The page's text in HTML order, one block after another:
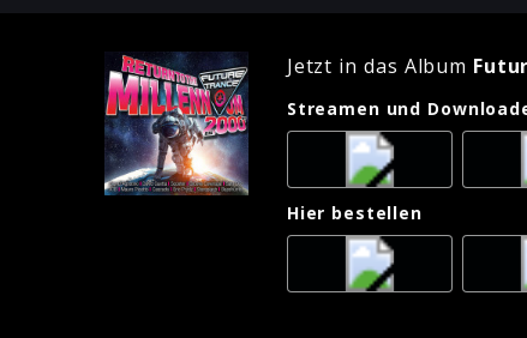
Jetzt in das Album
Streamen und
Hier bestellen